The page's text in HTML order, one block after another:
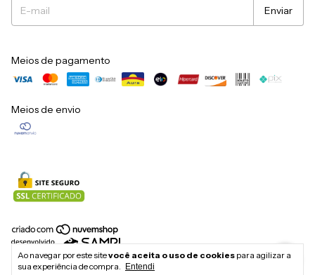
Ao navegar por este sitevocê aceita o uso de cookies para agilizar a
sua experiência de compra.
Entendi
Meios de pagamento
Meios de envio
Copyright Balisun Tulasi Comercio de Moveis e Decoracao LTDA -
12683836000117 - 2026. Todos os direitos reservados.